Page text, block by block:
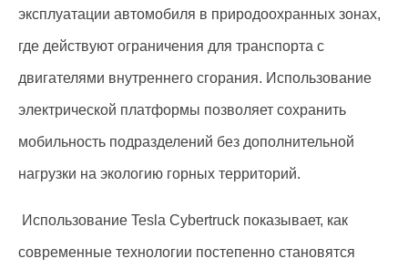
эксплуатации автомобиля в природоохранных зонах,
где действуют ограничения для транспорта с
двигателями внутреннего сгорания. Использование
электрической платформы позволяет сохранить
мобильность подразделений без дополнительной
нагрузки на экологию горных территорий.
Использование Tesla Cybertruck показывает, как
современные технологии постепенно становятся